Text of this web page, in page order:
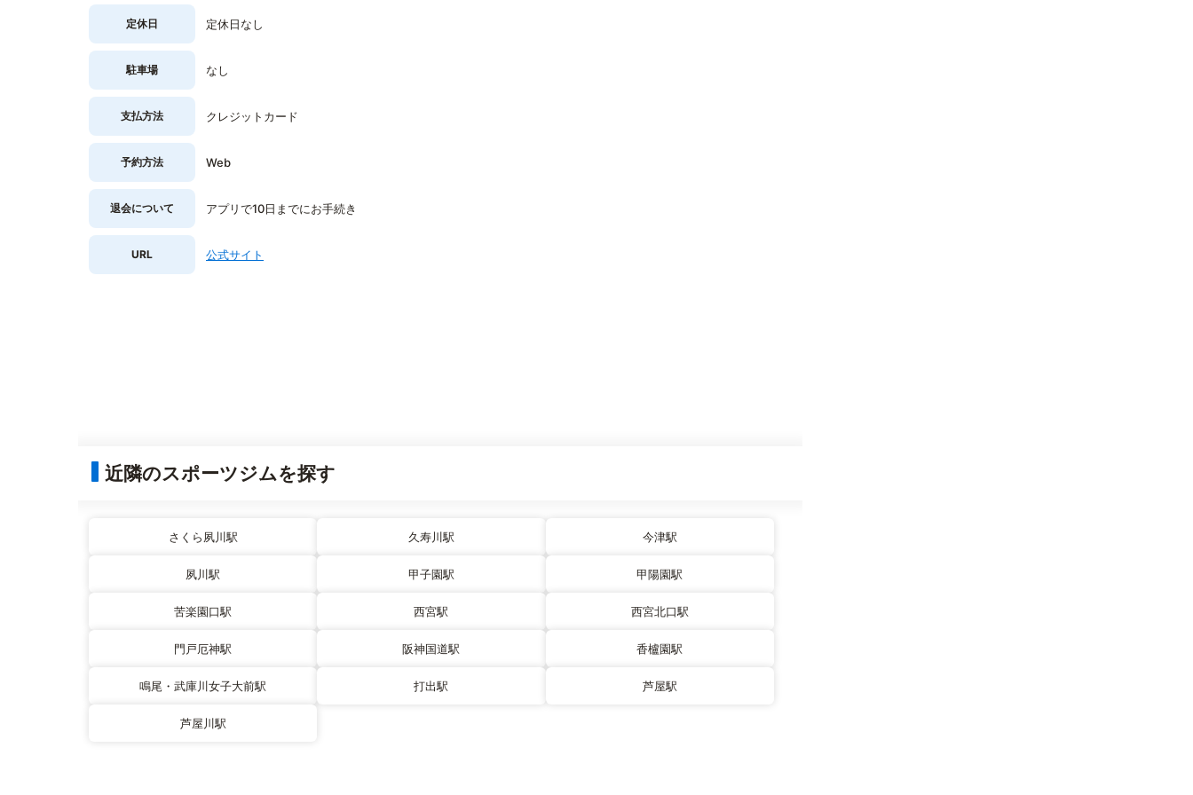
定休日 定休日なし
駐車場 なし
支払方法 クレジットカード
予約方法 Web
退会について アプリで10日までにお手続き
URL 公式サイト
近隣のスポーツジムを探す
さくら夙川駅 久寿川駅 今津駅
夙川駅 甲子園駅 甲陽園駅
苦楽園口駅 西宮駅 西宮北口駅
門戸厄神駅 阪神国道駅 香櫨園駅
鳴尾・武庫川女子大前駅 打出駅 芦屋駅
芦屋川駅